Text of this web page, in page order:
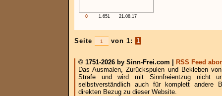
0 1.651 21.08.17
Seite von 1: 1
© 1751-2026 by Sinn-Frei.com |
RSS Feed
Das Ausmalen, Zurückspulen und Bekleben
Strafe und wird mit Sinnfreientzug nicht
selbstverständlich auch für komplett andere
direkten Bezug zu dieser Website.